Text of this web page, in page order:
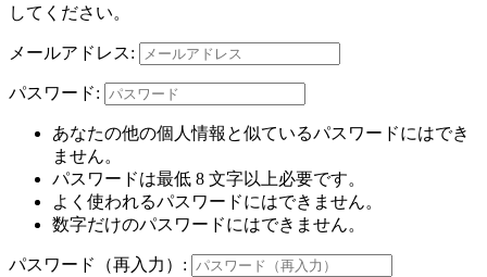
してください。
メールアドレス:
パスワード:
あなたの他の個人情報と似ているパスワードにはでき
ません。
パスワードは最低 8 文字以上必要です。
よく使われるパスワードにはできません。
数字だけのパスワードにはできません。
パスワード（再入力）: